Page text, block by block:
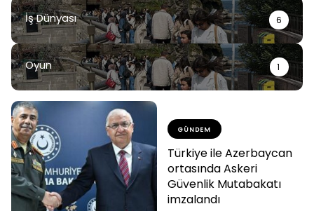
İş Dünyası 6
Oyun 1
GÜNDEM
Türkiye ile Azerbaycan
ortasında Askeri
Güvenlik Mutabakatı
imzalandı